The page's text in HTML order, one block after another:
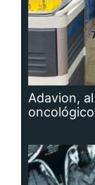
Adavion,